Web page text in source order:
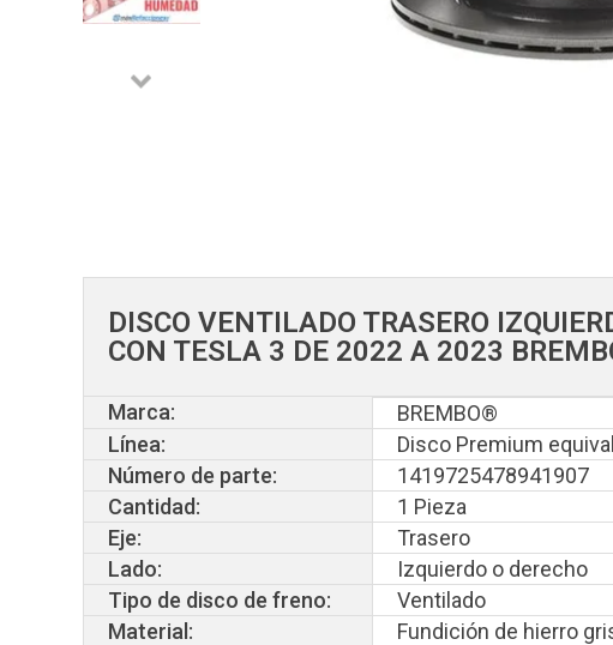
DISCO VENTILADO TRASERO
CON TESLA 3 DE 2022 A 2023
Marca:
BREMBO®
Línea:
Disco Premium
Número de parte:
1419725478941907
Cantidad:
1 Pieza
Eje:
Trasero
Lado:
Izquierdo o derecho
Tipo de disco de freno:
Ventilado
Material:
Fundición de hierro